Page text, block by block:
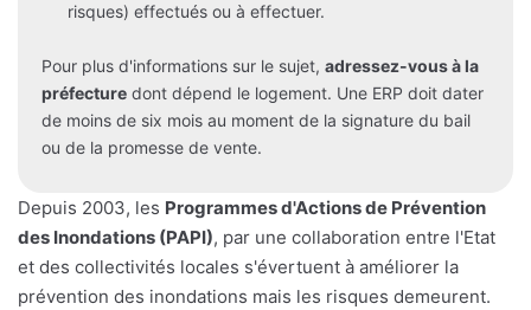
risques) effectués ou à effectuer.
Pour plus d'informations sur le sujet, adressez-vous à la
préfecture dont dépend le logement. Une ERP doit dater
de moins de six mois au moment de la signature du bail
ou de la promesse de vente.
Depuis 2003, les Programmes d'Actions de Prévention
des Inondations (PAPI), par une collaboration entre l'Etat
et des collectivités locales s'évertuent à améliorer la
prévention des inondations mais les risques demeurent.